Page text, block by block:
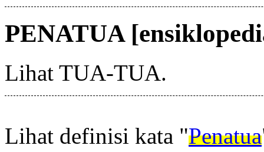
PENATUA
Lihat TUA-TUA.
Lihat definisi kata "Penatua